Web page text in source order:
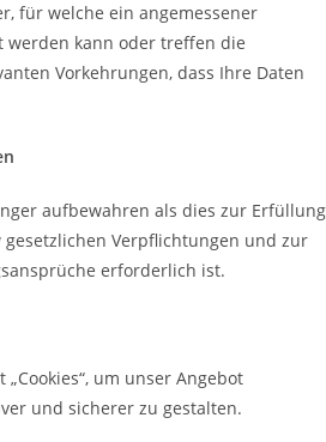
für welche ein angemessener
werden kann oder treffen die
Vorkehrungen, dass Ihre Daten
aufbewahren als dies zur Erfüllung
Verpflichtungen und zur
erforderlich ist.
um unser Angebot
und sicherer zu gestalten.